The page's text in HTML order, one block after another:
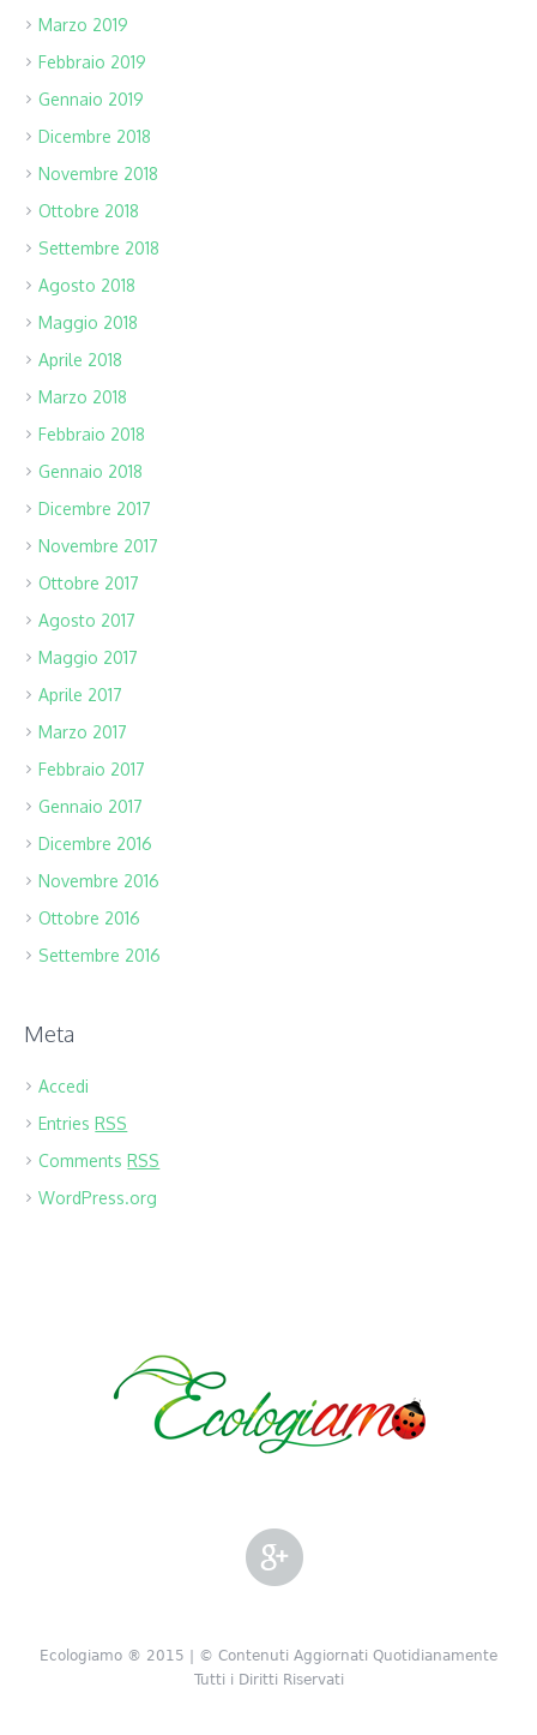
Marzo 2019
Febbraio 2019
Gennaio 2019
Dicembre 2018
Novembre 2018
Ottobre 2018
Settembre 2018
Agosto 2018
Maggio 2018
Aprile 2018
Marzo 2018
Febbraio 2018
Gennaio 2018
Dicembre 2017
Novembre 2017
Ottobre 2017
Agosto 2017
Maggio 2017
Aprile 2017
Marzo 2017
Febbraio 2017
Gennaio 2017
Dicembre 2016
Novembre 2016
Ottobre 2016
Settembre 2016
Meta
Accedi
EntriesRSS
CommentsRSS
WordPress.org
Ecologiamo ® 2015 | © Contenuti Aggiornati Quotidianamente
Tutti i Diritti Riservati